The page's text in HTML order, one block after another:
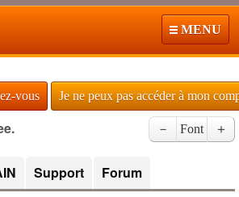
MENU
vous Je ne peux pas accéder à mon
－ Font ＋
Support Forum